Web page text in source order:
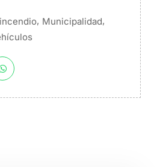
incendio, Municipalidad,